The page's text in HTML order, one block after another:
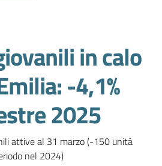
in calo
-4,1%
2025
attive al 31 marzo (-150 unità
nel 2024)